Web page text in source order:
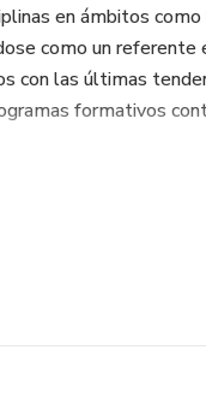
en ámbitos
como un
con las últimas
formativos